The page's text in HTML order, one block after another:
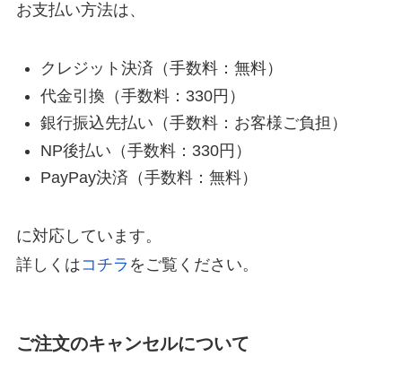
お支払い方法は、
クレジット決済（手数料：無料）
代金引換（手数料：330円）
銀行振込先払い（手数料：お客様ご負担）
NP後払い（手数料：330円）
PayPay決済（手数料：無料）
に対応しています。
詳しくはコチラ をご覧ください。
ご注文のキャンセルについて